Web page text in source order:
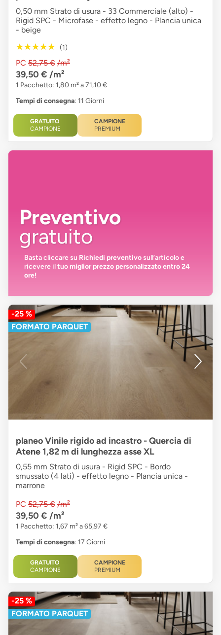
0,50 mm Strato di usura - 33 Commerciale (alto) -
Rigid SPC - Microfase - effetto legno - Plancia unica
- beige
★★★★★
★★★★★ (1)
PC 52,75 € /m²
39,50 € /m²
1 Pacchetto: 1,80 m² a 71,10 €
Tempi di consegna: 11 Giorni
GRATUITO
CAMPIONE
CAMPIONE
PREMIUM
Preventivo
gratuito
Basta cliccare su Richiedi preventivosull’articolo e
ricevere il tuomiglior prezzo personalizzato entro 24
ore!
-25 %
FORMATO PARQUET
planeo Vinile rigido ad incastro - Quercia di
Atene 1,82 m di lunghezza asse XL
0,55 mm Strato di usura - Rigid SPC - Bordo
smussato (4 lati) - effetto legno - Plancia unica -
marrone
PC 52,75 € /m²
39,50 € /m²
1 Pacchetto: 1,67 m² a 65,97 €
Tempi di consegna: 17 Giorni
GRATUITO
CAMPIONE
CAMPIONE
PREMIUM
-25 %
FORMATO PARQUET